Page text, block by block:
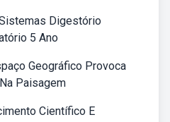
Digestório
5 Ano
Geográfico Provoca
Paisagem
Científico E